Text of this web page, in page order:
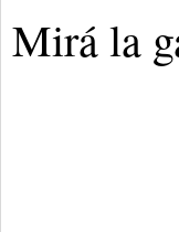
Mirá la